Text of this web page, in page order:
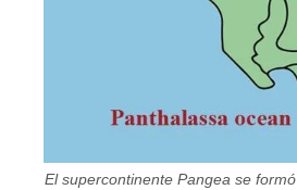
El supercontinente Pangea se